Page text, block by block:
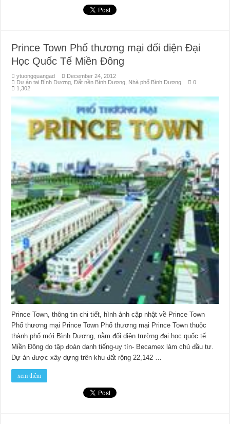
Prince Town Phố thương mại đối diện Đại
Học Quốc Tế Miền Đông
ytuongquangad
December 24, 2012
Dự án tại Bình Dương,Đất nền Bình Dương, Nhà phố Bình Dương
0
1,302
Prince Town, thông tin chi tiết, hình ảnh cập nhật về Prince Town
Phố thương mại Prince Town Phố thương mại Prince Town thuộc
thành phố mới Bình Dương, nằm đối diện trường đại học quốc tế
Miền Đông do tập đoàn danh tiếng-uy tín- Becamex làm chủ đầu tư.
Dự án được xây dựng trên khu đất rộng 22,142 …
xem thêm